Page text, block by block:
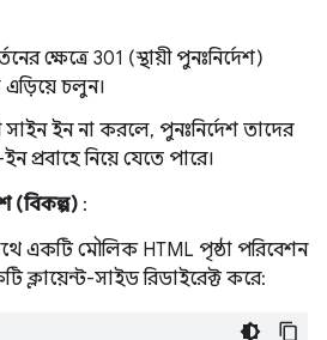
ক্ষেত্রে 301 (স্থায়ী পুনঃনির্দেশ)
এড়িয়ে চলুন।
সাইন ইন না করলে, পুনঃনির্দেশ তাদের
প্রবাহে নিয়ে যেতে পারে।
(বিকল্প) :
একটি মৌলিক HTML পৃষ্ঠা পরিবেশন
ক্লায়েন্ট-সাইড রিডাইরেক্ট করে: